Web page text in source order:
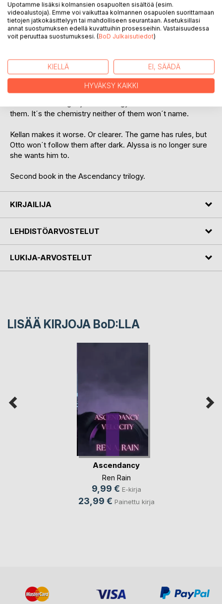
KUVAUS
Norway was practice; Germany is where control really
starts to slip. Otto never explains himself, not during
matches, not when he touches her. Alyssa is starting to
them. It´s the chemistry neither of them won´t name.
Kellan makes it worse. Or clearer. The game has rules, but
Otto won´t follow them after dark. Alyssa is no longer sure
she wants him to.
Second book in the Ascendancy trilogy.
KIRJAILIJA
LEHDISTÖARVOSTELUT
LUKIJA-ARVOSTELUT
LISÄÄ KIRJOJA BoD:LLA
Ascendancy
Ren Rain
9,99 € E-kirja
23,99 € Painettu kirja
Upotamme lisäksi kolmansien osapuolten sisältöä (esim.
videoalustoja). Emme voi vaikuttaa kolmannen osapuolen suorittamaan
tietojen jatkokäsittelyyn tai mahdolliseen seurantaan. Asetuksillasi
annat suostumuksen edellä kuvattuihin prosesseihin. Vastaisuudessa
voit peruuttaa suostumuksesi. (BoD Julkaisutiedot)
KIELLÄ EI, SÄÄDÄ
HYVÄKSY KAIKKI